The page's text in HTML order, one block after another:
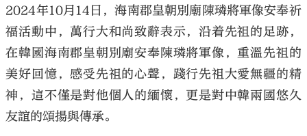
2024年10月14日，海南郡皇朝別廟陳璘將軍像安奉祈
福活動中，萬行大和尚致辭表示，沿着先祖的足跡，
在韓國海南郡皇朝別廟安奉陳璘將軍像，重溫先祖的
美好回憶，感受先祖的心聲，踐行先祖大愛無疆的精
神，這不僅是對他個人的緬懷，更是對中韓兩國悠久
友誼的頌揚與傳承。